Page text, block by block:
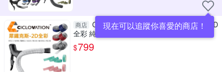
現在可以追蹤你喜愛的商店！
商店 CICLOVATION自行車把帶｜犀鐵克斯 2D
全彩 純色手把帶
$799